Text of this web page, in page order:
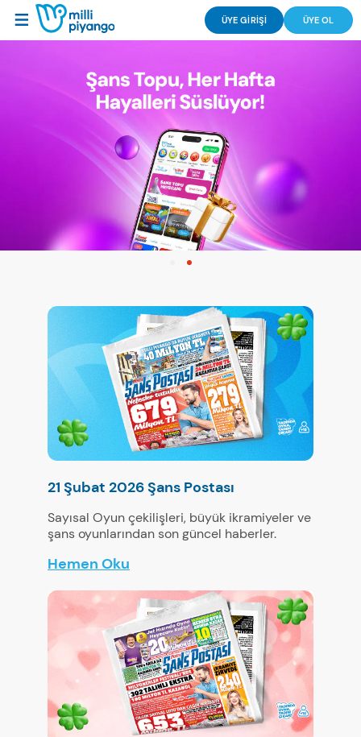
ÜYE GİRİŞİ ÜYE OL
21 Şubat 2026 Şans Postası
Sayısal Oyun çekilişleri, büyük ikramiyeler ve
şans oyunlarından son güncel haberler.
Hemen Oku